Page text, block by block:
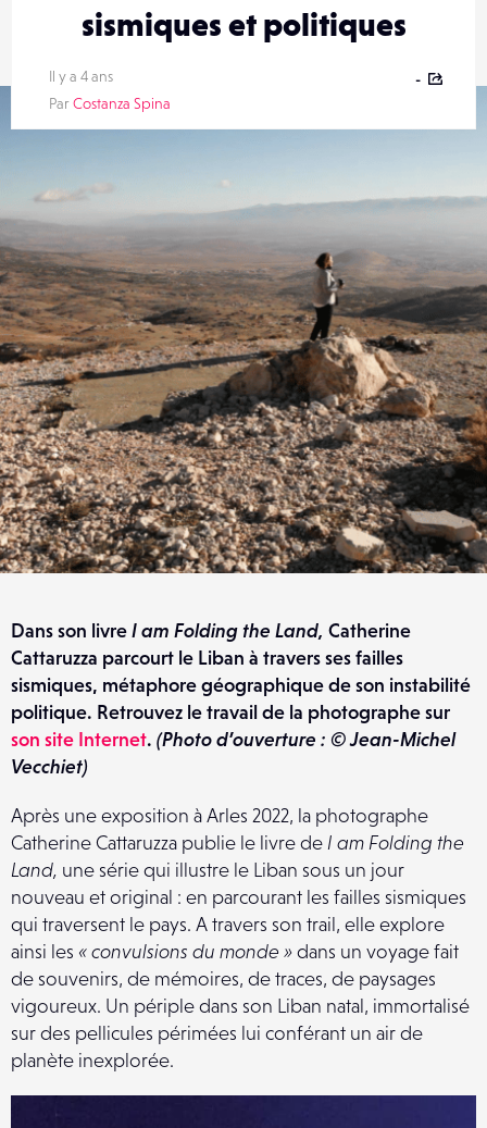
sismiques et politiques
Il y a 4 ans
ParCostanza Spina
-
Dans son livreI am Folding the Land, Catherine
Cattaruzza parcourt le Liban à travers ses failles
sismiques, métaphore géographique de son instabilité
politique. Retrouvez le travail de la photographe sur
son site Internet. (Photo d’ouverture : © Jean-Michel
Vecchiet)
Après une exposition à Arles 2022, la photographe
Catherine Cattaruzza publie le livre de I am Folding the
Land, une série qui illustre le Liban sous un jour
nouveau et original : en parcourant les failles sismiques
qui traversent le pays. A travers son trail, elle explore
ainsi les « convulsions du monde »dans un voyage fait
de souvenirs, de mémoires, de traces, de paysages
vigoureux. Un périple dans son Liban natal, immortalisé
sur des pellicules périmées lui conférant un air de
planète inexplorée.